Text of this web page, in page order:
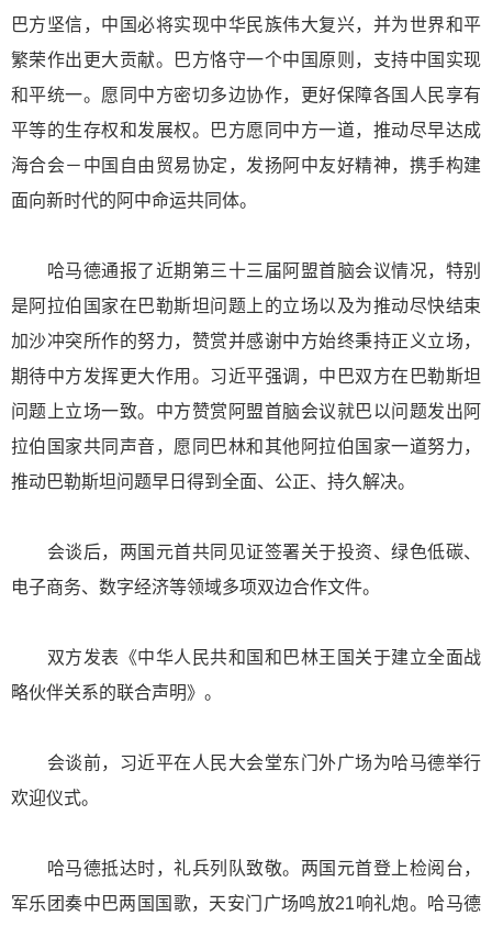
巴方坚信，中国必将实现中华民族伟大复兴，并为世界和平
繁荣作出更大贡献。巴方恪守一个中国原则，支持中国实现
和平统一。愿同中方密切多边协作，更好保障各国人民享有
平等的生存权和发展权。巴方愿同中方一道，推动尽早达成
海合会－中国自由贸易协定，发扬阿中友好精神，携手构建
面向新时代的阿中命运共同体。
哈马德通报了近期第三十三届阿盟首脑会议情况，特别
是阿拉伯国家在巴勒斯坦问题上的立场以及为推动尽快结束
加沙冲突所作的努力，赞赏并感谢中方始终秉持正义立场，
期待中方发挥更大作用。习近平强调，中巴双方在巴勒斯坦
问题上立场一致。中方赞赏阿盟首脑会议就巴以问题发出阿
拉伯国家共同声音，愿同巴林和其他阿拉伯国家一道努力，
推动巴勒斯坦问题早日得到全面、公正、持久解决。
会谈后，两国元首共同见证签署关于投资、绿色低碳、
电子商务、数字经济等领域多项双边合作文件。
双方发表《中华人民共和国和巴林王国关于建立全面战
略伙伴关系的联合声明》。
会谈前，习近平在人民大会堂东门外广场为哈马德举行
欢迎仪式。
哈马德抵达时，礼兵列队致敬。两国元首登上检阅台，
军乐团奏中巴两国国歌，天安门广场鸣放21响礼炮。哈马德